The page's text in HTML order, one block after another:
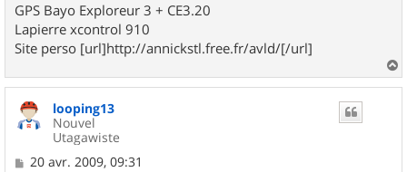
GPS Bayo Exploreur 3 + CE3.20
Lapierre xcontrol 910
Site perso [url]http://annickstl.free.fr/avld/[/url]
a
looping13
Nouvel
Utagawiste
M
20 avr. 2009, 09:31